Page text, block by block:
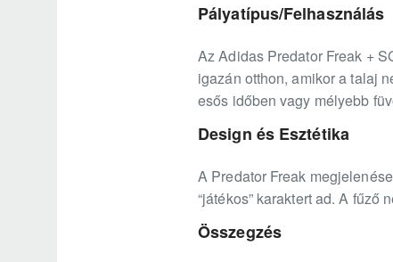
Pályatípus/Felhasználás
Az Adidas Predator Freak +
igazán otthon, amikor a talaj
esős időben vagy mélyebb
Design és Esztétika
A Predator Freak
“játékos” karaktert ad. A
Összegzés